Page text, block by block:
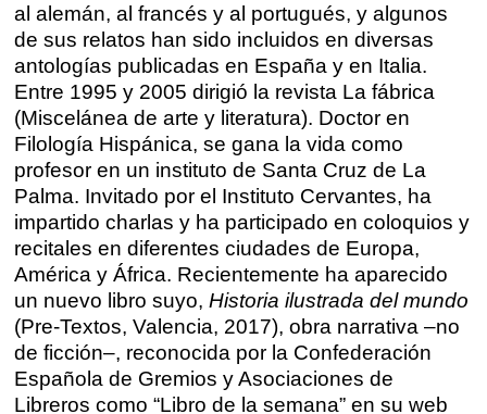
Bilbao
Vitoria
Zaragoza
Santander
Gijón
Las Palmas
Curso integral de narrativa
Máster de creación poética
fuentetaja
Quiénes somos
Nuestra filosofía
Nuestro equipo
Coordinadores
Comunidad
al alemán, al francés y al portugués, y algunos
de sus relatos han sido incluidos en diversas
antologías publicadas en España y en Italia.
Entre 1995 y 2005 dirigió la revista La fábrica
(Miscelánea de arte y literatura). Doctor en
Filología Hispánica, se gana la vida como
profesor en un instituto de Santa Cruz de La
Palma. Invitado por el Instituto Cervantes, ha
impartido charlas y ha participado en coloquios y
recitales en diferentes ciudades de Europa,
América y África. Recientemente ha aparecido
un nuevo libro suyo, Historia ilustrada del mundo
(Pre-Textos, Valencia, 2017), obra narrativa –no
de ficción–, reconocida por la Confederación
Española de Gremios y Asociaciones de
Libreros como “Libro de la semana” en su web